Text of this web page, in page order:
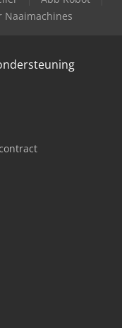
Naaimachines